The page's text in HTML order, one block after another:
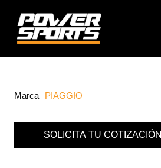
Marca PIAGGIO
SOLICITA TU COTIZACIÓN